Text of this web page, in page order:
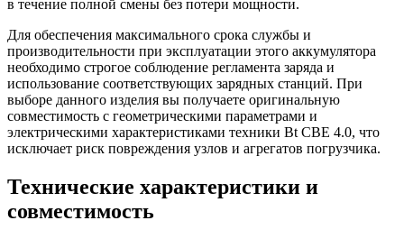
в течение полной смены без потери мощности.
Для обеспечения максимального срока службы и
производительности при эксплуатации этого аккумулятора
необходимо строгое соблюдение регламента заряда и
использование соответствующих зарядных станций. При
выборе данного изделия вы получаете оригинальную
совместимость с геометрическими параметрами и
электрическими характеристиками техники Bt CBE 4.0, что
исключает риск повреждения узлов и агрегатов погрузчика.
Технические характеристики и
совместимость